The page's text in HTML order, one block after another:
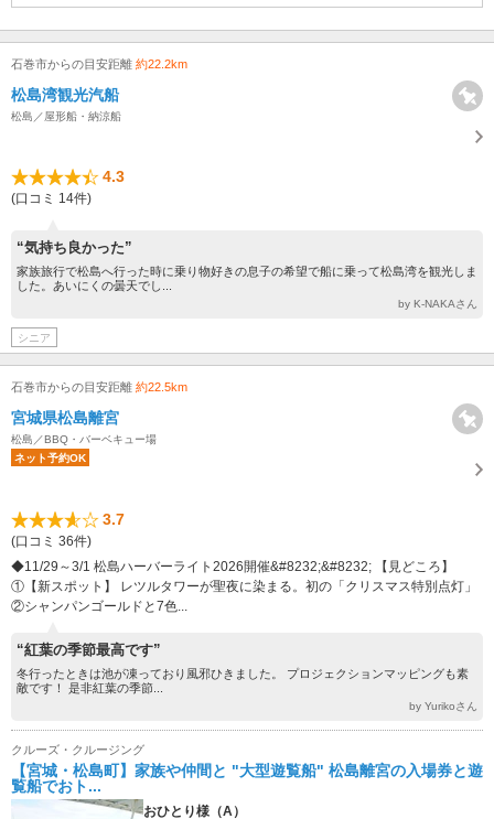
石巻市からの目安距離 約22.2km
松島湾観光汽船
松島／屋形船・納涼船
4.3
(口コミ 14件)
“気持ち良かった”
家族旅行で松島へ行った時に乗り物好きの息子の希望で船に乗って松島湾を観光しま
した。あいにくの曇天でし...
by K-NAKAさん
シニア
石巻市からの目安距離 約22.5km
宮城県松島離宮
松島／BBQ・バーベキュー場
ネット予約OK
3.7
(口コミ 36件)
◆11/29～3/1 松島ハーバーライト2026開催&#8232;&#8232; 【見どころ】
①【新スポット】 レツルタワーが聖夜に染まる。初の「クリスマス特別点灯」
②シャンパンゴールドと7色...
“紅葉の季節最高です”
冬行ったときは池が凍っており風邪ひきました。 プロジェクションマッピングも素
敵です！ 是非紅葉の季節...
by Yurikoさん
クルーズ・クルージング
【宮城・松島町】家族や仲間と "大型遊覧船" 松島離宮の入場券と遊
覧船でおト...
おひとり様（A）